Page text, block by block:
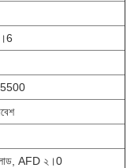
5500
AFD ২।0